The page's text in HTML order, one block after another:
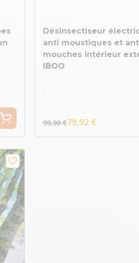
Désinsectiseur
anti moustiques et
mouches intérieur
IBOO
99,90 €79,92 €